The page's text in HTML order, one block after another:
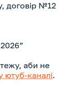
договір №12
аби не
каналі.